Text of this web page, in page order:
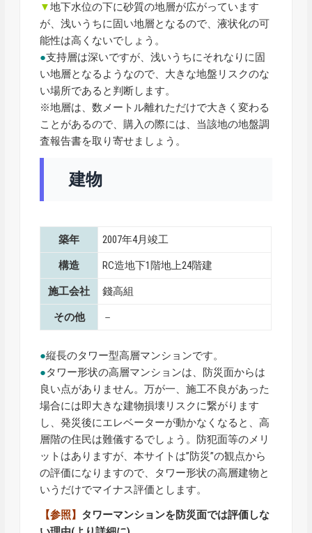
▼地下水位の下に砂質の地層が広がっています
が、浅いうちに固い地層となるので、液状化の可
能性は高くないでしょう。
●支持層は深いですが、浅いうちにそれなりに固
い地層となるようなので、大きな地盤リスクのな
い場所であると判断します。
※地層は、数メートル離れただけで大きく変わる
ことがあるので、購入の際には、当該地の地盤調
査報告書を取り寄せましょう。
建物
築年 2007年4月竣工
構造 RC造地下1階地上24階建
施工会社 錢高組
その他 －
●縦長のタワー型高層マンションです。
●タワー形状の高層マンションは、防災面からは
良い点がありません。万が一、施工不良があった
場合には即大きな建物損壊リスクに繋がります
し、発災後にエレベーターが動かなくなると、高
層階の住民は難儀するでしょう。防犯面等のメリ
ットはありますが、本サイトは”防災”の観点から
の評価になりますので、タワー形状の高層建物と
いうだけでマイナス評価とします。
【参照】 タワーマンションを防災面では評価しな